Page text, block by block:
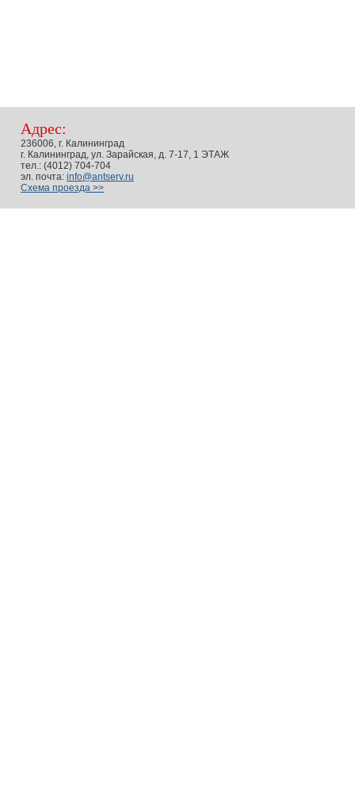
Адрес:
236006, г. Калининград
г. Калининград, ул. Зарайская, д. 7-17, 1 ЭТАЖ
тел.: (4012) 704-704
эл. почта: info@antserv.ru
Схема проезда >>